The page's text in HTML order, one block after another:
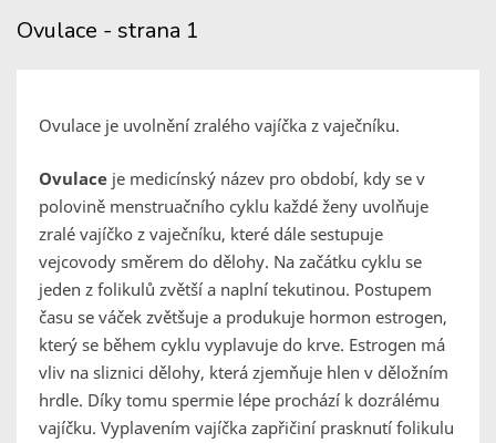
Ovulace - strana 1
Ovulace je uvolnění zralého vajíčka z vaječníku.
Ovulace je medicínský název pro období, kdy se v
polovině menstruačního cyklu každé ženy uvolňuje
zralé vajíčko z vaječníku, které dále sestupuje
vejcovody směrem do dělohy. Na začátku cyklu se
jeden z folikulů zvětší a naplní tekutinou. Postupem
času se váček zvětšuje a produkuje hormon estrogen,
který se během cyklu vyplavuje do krve. Estrogen má
vliv na sliznici dělohy, která zjemňuje hlen v děložním
hrdle. Díky tomu spermie lépe prochází k dozrálému
vajíčku. Vyplavením vajíčka zapřičiní prasknutí folikulu